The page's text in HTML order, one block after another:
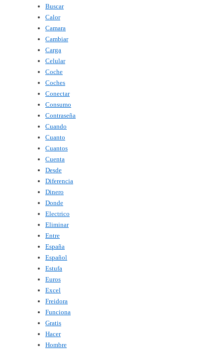
Buscar
Calor
Camara
Cambiar
Carga
Celular
Coche
Coches
Conectar
Consumo
Contraseña
Cuando
Cuanto
Cuantos
Cuenta
Desde
Diferencia
Dinero
Donde
Electrico
Eliminar
Entre
España
Español
Estufa
Euros
Excel
Freidora
Funciona
Gratis
Hacer
Hombre